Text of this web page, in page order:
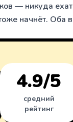
— никуда
начнёт. Оба в
4.9/5
средний
рейтинг